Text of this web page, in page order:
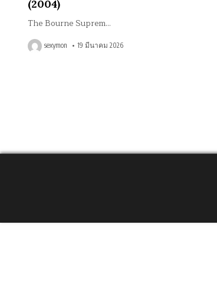
(2004)
The Bourne Suprem…
sexymon 19 มีนาคม 2026